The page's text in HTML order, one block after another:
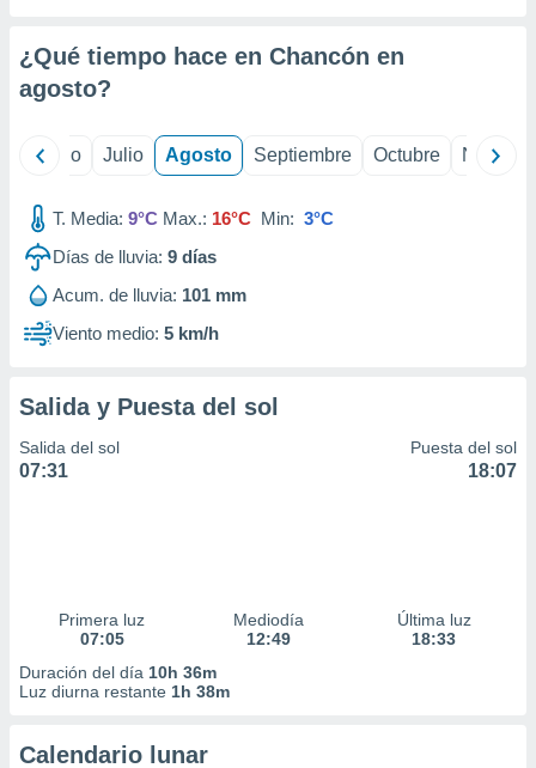
e
de
¿Qué tiempo hace en Chancón en
agosto?
Junio Julio Agosto Septiembre Octubre
T. Media: 9°C Max.: 16°C Min: 3°C
Días de lluvia: 9 días
Acum. de lluvia: 101 mm
Viento medio: 5 km/h
Salida y Puesta del sol
Salida del sol
07:31
Puesta del sol
18:07
Primera luz
07:05
Mediodía
12:49
Última luz
18:33
Duración del día 10h 36m
Luz diurna restante 1h 38m
Calendario lunar